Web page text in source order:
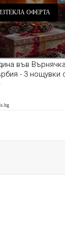
ОФЕРТА
във Върнячка
- 3 нощувки